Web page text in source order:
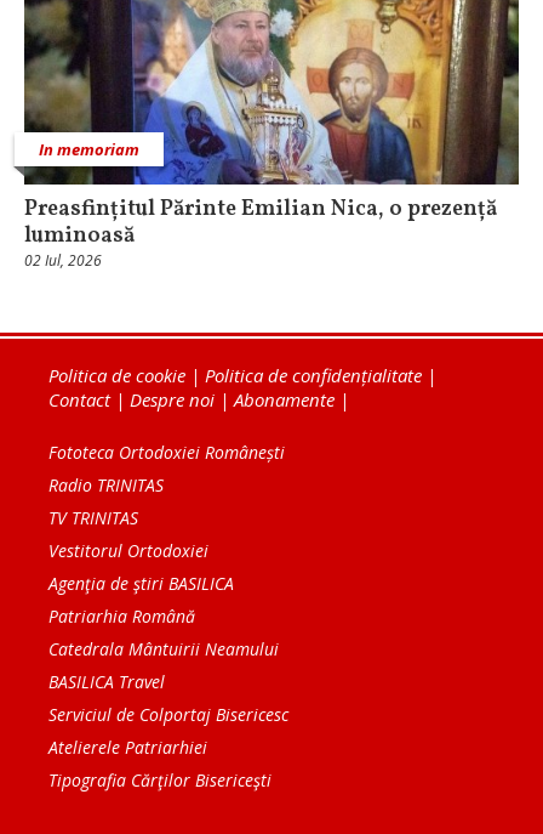
In memoriam
Preasfințitul Părinte Emilian Nica, o prezență
luminoasă
02 Iul, 2026
Politica de cookie | Politica de confidențialitate |
Contact| Despre noi |Abonamente |
Fototeca Ortodoxiei Românești
Radio TRINITAS
TV TRINITAS
Vestitorul Ortodoxiei
Agenţia de ştiri BASILICA
Patriarhia Română
Catedrala Mântuirii Neamului
BASILICA Travel
Serviciul de Colportaj Bisericesc
Atelierele Patriarhiei
Tipografia Cărţilor Bisericeşti